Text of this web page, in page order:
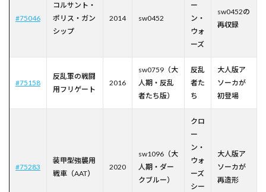
#75046
コルサント・
ポリス・ガン
シップ
2014 sw0452
ー
ン・
ウォ
ーズ
sw0452の
再収録
#75158
反乱軍の戦闘
用フリゲート
2016
sw0759（大
人期・反乱
者たち版）
反乱
者た
ち
大人版ア
ソーカが
初登場
#75283
装甲型強襲用
戦車（AAT）
2020
sw1096（大
人期・ダー
クブルー）
クロ
ー
ン・
ウォ
ーズ
シー
大人版ア
ソーカが
再造形